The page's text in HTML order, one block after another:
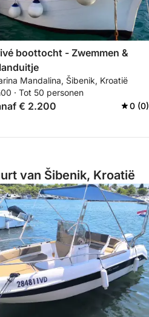
boottocht - Zwemmen &
Mandalina, Šibenik, Kroatië
· Tot 50 personen
€ 2.200 0 (0)
van Šibenik, Kroatië